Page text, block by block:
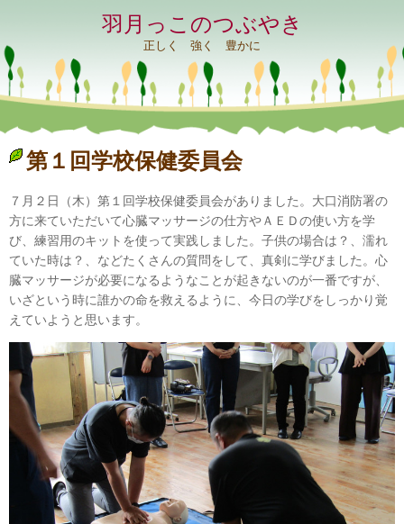
羽月っこのつぶやき
正しく 強く 豊かに
第１回学校保健委員会
７月２日（木）第１回学校保健委員会がありました。大口消防署の
方に来ていただいて心臓マッサージの仕方やＡＥＤの使い方を学
び、練習用のキットを使って実践しました。子供の場合は？、濡れ
ていた時は？、などたくさんの質問をして、真剣に学びました。心
臓マッサージが必要になるようなことが起きないのが一番ですが、
いざという時に誰かの命を救えるように、今日の学びをしっかり覚
えていようと思います。